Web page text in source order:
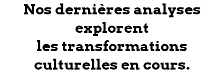
Nos dernières analyses
explorent
les transformations
culturelles en cours.